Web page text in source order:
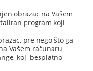
obrazac na Vašem
program koji
pre nego što ga
Vašem računaru
koji besplatno